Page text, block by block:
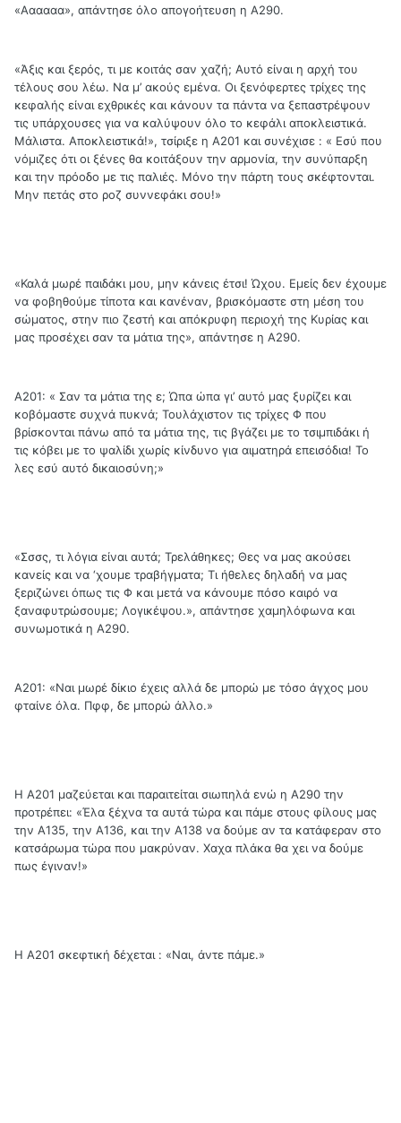
«Αααααα», απάντησε όλο απογοήτευση η Α290.
«Άξις και ξερός, τι με κοιτάς σαν χαζή; Αυτό είναι η αρχή του
τέλους σου λέω. Να μ’ ακούς εμένα. Οι ξενόφερτες τρίχες της
κεφαλής είναι εχθρικές και κάνουν τα πάντα να ξεπαστρέψουν
τις υπάρχουσες για να καλύψουν όλο το κεφάλι αποκλειστικά.
Μάλιστα. Αποκλειστικά!», τσίριξε η Α201 και συνέχισε : « Εσύ που
νόμιζες ότι οι ξένες θα κοιτάξουν την αρμονία, την συνύπαρξη
και την πρόοδο με τις παλιές. Μόνο την πάρτη τους σκέφτονται.
Μην πετάς στο ροζ συννεφάκι σου!»
«Καλά μωρέ παιδάκι μου, μην κάνεις έτσι! Ώχου. Εμείς δεν έχουμε
να φοβηθούμε τίποτα και κανέναν, βρισκόμαστε στη μέση του
σώματος, στην πιο ζεστή και απόκρυφη περιοχή της Κυρίας και
μας προσέχει σαν τα μάτια της», απάντησε η Α290.
Α201: « Σαν τα μάτια της ε; Ώπα ώπα γι’ αυτό μας ξυρίζει και
κοβόμαστε συχνά πυκνά; Τουλάχιστον τις τρίχες Φ που
βρίσκονται πάνω από τα μάτια της, τις βγάζει με το τσιμπιδάκι ή
τις κόβει με το ψαλίδι χωρίς κίνδυνο για αιματηρά επεισόδια! Το
λες εσύ αυτό δικαιοσύνη;»
«Σσσς, τι λόγια είναι αυτά; Τρελάθηκες; Θες να μας ακούσει
κανείς και να ‘χουμε τραβήγματα; Τι ήθελες δηλαδή να μας
ξεριζώνει όπως τις Φ και μετά να κάνουμε πόσο καιρό να
ξαναφυτρώσουμε; Λογικέψου.», απάντησε χαμηλόφωνα και
συνωμοτικά η Α290.
Α201: «Ναι μωρέ δίκιο έχεις αλλά δε μπορώ με τόσο άγχος μου
φταίνε όλα. Πφφ, δε μπορώ άλλο.»
Η Α201 μαζεύεται και παραιτείται σιωπηλά ενώ η Α290 την
προτρέπει: «Έλα ξέχνα τα αυτά τώρα και πάμε στους φίλους μας
την Α135, την Α136, και την Α138 να δούμε αν τα κατάφεραν στο
κατσάρωμα τώρα που μακρύναν. Χαχα πλάκα θα χει να δούμε
πως έγιναν!»
Η Α201 σκεφτική δέχεται : «Ναι, άντε πάμε.»